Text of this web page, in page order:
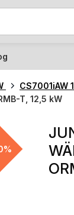
CS7001iAW
T, 12,5 kW